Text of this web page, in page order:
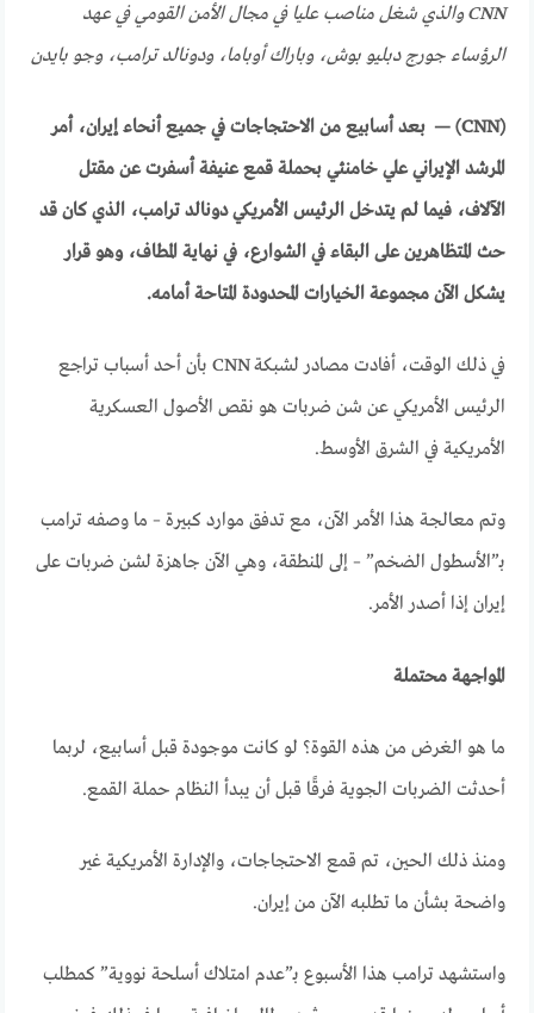
CNN والذي شغل مناصب عليا في مجال الأمن القومي في عهد
الرؤساء جورج دبليو بوش، وباراك أوباما، ودونالد ترامب، وجو بايدن
(CNN) —
بعد أسابيع من الاحتجاجات في جميع أنحاء إيران، أمر
المرشد الإيراني علي خامنئي بحملة قمع عنيفة أسفرت عن مقتل
الآلاف، فيما لم يتدخل الرئيس الأمريكي دونالد ترامب، الذي كان قد
حث المتظاهرين على البقاء في الشوارع، في نهاية المطاف، وهو قرار
يشكل الآن مجموعة الخيارات المحدودة المتاحة أمامه.
في ذلك الوقت، أفادت مصادر لشبكةCNN بأن أحد أسباب تراجع
الرئيس الأمريكي عن شن ضربات هو نقص الأصول العسكرية
الأمريكية في الشرق الأوسط.
وتم معالجة هذا الأمر الآن، مع تدفق موارد كبيرة – ما وصفه ترامب
بـ”الأسطول الضخم” – إلى المنطقة، وهي الآن جاهزة لشن ضربات على
إيران إذا أصدر الأمر.
المواجهة محتملة
ما هو الغرض من هذه القوة؟ لو كانت موجودة قبل أسابيع، لربما
أحدثت الضربات الجوية فرقًا قبل أن يبدأ النظام حملة القمع.
ومنذ ذلك الحين، تم قمع الاحتجاجات، والإدارة الأمريكية غير
واضحة بشأن ما تطلبه الآن من إيران.
واستشهد ترامب هذا الأسبوع بـ”عدم امتلاك أسلحة نووية” كمطلب